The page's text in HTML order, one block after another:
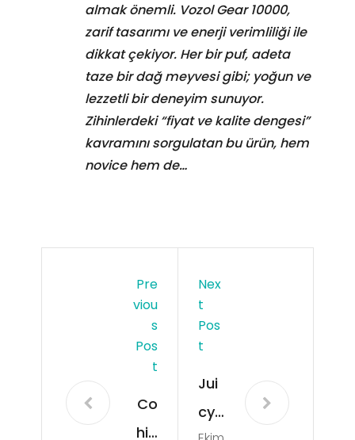
almak önemli. Vozol Gear 10000,
zarif tasarımı ve enerji verimliliği ile
dikkat çekiyor. Her bir puf, adeta
taze bir dağ meyvesi gibi; yoğun ve
lezzetli bir deneyim sunuyor.
Zihinlerdeki “fiyat ve kalite dengesi”
kavramını sorgulatan bu ürün, hem
novice hem de…
Pre
Viou
S
Pos
T
Co
hib
Nex
T
Pos
T
Jui
cy